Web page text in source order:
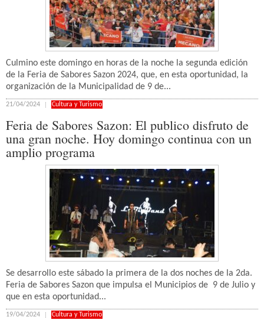
Culmino este domingo en horas de la noche la segunda edición
de la Feria de Sabores Sazon 2024, que, en esta oportunidad, la
organización de la Municipalidad de 9 de...
21/04/2024 Cultura y Turismo
Feria de Sabores Sazon: El publico disfruto de
una gran noche. Hoy domingo continua con un
amplio programa
Se desarrollo este sábado la primera de la dos noches de la 2da.
Feria de Sabores Sazon que impulsa el Municipios de 9 de Julio y
que en esta oportunidad...
19/04/2024 Cultura y Turismo